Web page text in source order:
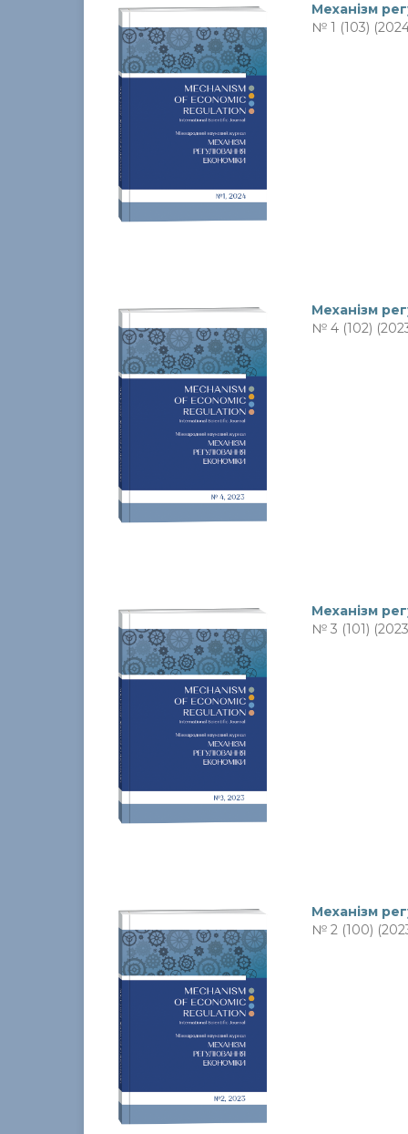
Механiзм
№ 1 (103)
Механiзм
№ 4 (102)
Механiзм
№ 3 (101)
Механiзм
№ 2 (100)